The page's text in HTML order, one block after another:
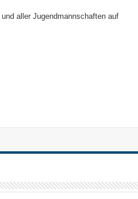
aller Jugendmannschaften auf